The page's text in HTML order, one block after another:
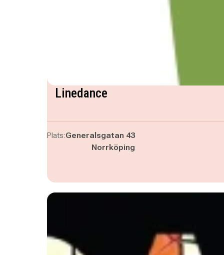
Linedance
Plats:Generalsgatan 43
Norrköping